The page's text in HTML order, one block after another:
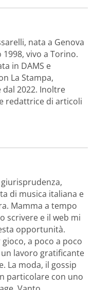
nata a Genova
1998, vivo a Torino.
in DAMS e
La Stampa,
2022. Inoltre
redattrice di articoli
di musica italiana e
Mamma a tempo
scrivere e il web mi
opportunità.
a poco a poco
lavoro gratificante
La moda, il gossip
particolare con uno